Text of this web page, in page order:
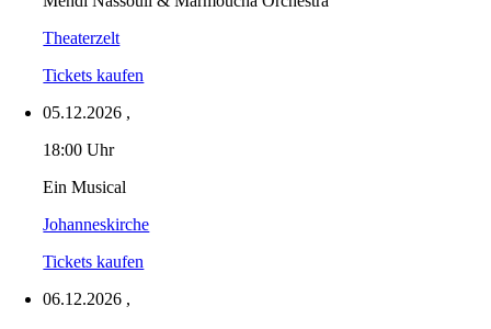
Theaterzelt
Tickets kaufen
05.12.2026 ,
18:00 Uhr
Ein Musical
Johanneskirche
Tickets kaufen
06.12.2026 ,